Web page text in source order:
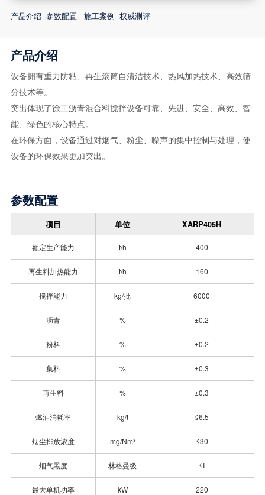
产品介绍 参数配置 施工案例 权威测评
产品介绍
设备拥有重力防粘、再生滚筒自清洁技术、热风加热技术、高效筛
分技术等。
突出体现了徐工沥青混合料搅拌设备可靠、先进、安全、高效、智
能、绿色的核心特点。
在环保方面，设备通过对烟气、粉尘、噪声的集中控制与处理，使
设备的环保效果更加突出。
参数配置
项目 单位 XARP405H
额定生产能力 t/h 400
再生料加热能力 t/h 160
搅拌能力 kg/批 6000
沥青 % ±0.2
粉料 % ±0.2
集料 % ±0.3
再生料 % ±0.3
燃油消耗率 kg/t ≤6.5
烟尘排放浓度 mg/Nm³ ≤30
烟气黑度 林格曼级 ≤I
最大单机功率 kW 220